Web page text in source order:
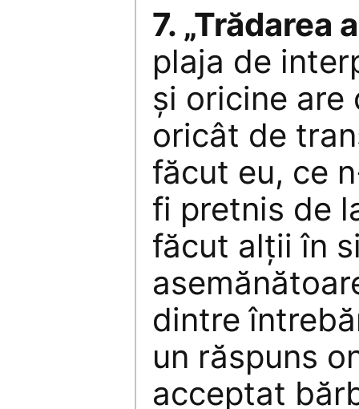
7. „Trădarea
plaja de
şi oricine are
oricât de
făcut eu, ce
fi pretnis de
făcut alţii în
dintre
un răspuns
acceptat